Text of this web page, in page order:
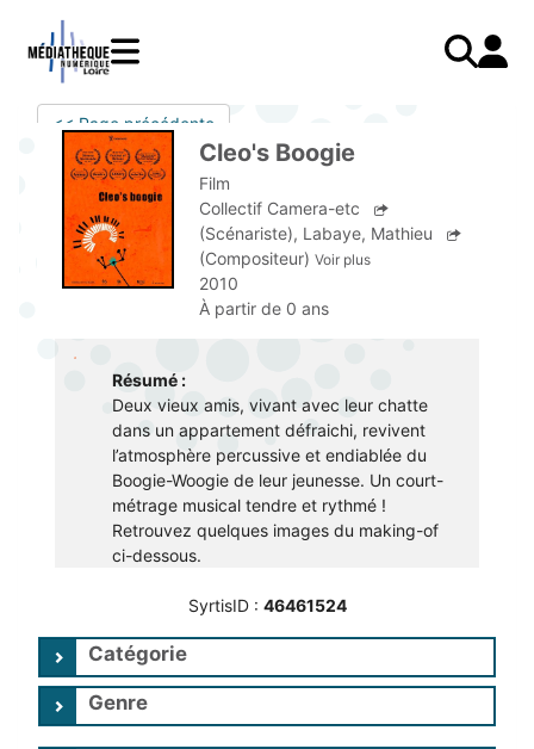
Catalogue
Menu
mobile
LIVRES
E-books
Mangas
Livres audio
PRESSE
Musique
Podcasts Radio France
Livres audio
VIDÉO
COURS EN LIGNE
JEUNESSE
Mon
compte
responsive
mobile
Mode d'emploi
Mon compte
J'AI DEJA UN COMPTE
Je me connecte
Je me connecte pour la première fois
JE N'AI PAS DE COMPTE
Je me préinscris
J'AI BESOIN D'AIDE
Aide à la connexion
J'ai oublié mon mot de passe
<< Page précédente
Cleo's Boogie
Film
Collectif Camera-etc
(Scénariste), Labaye, Mathieu
(Compositeur) Voir plus
2010
À partir de 0 ans
Résumé :
Deux vieux amis, vivant avec leur chatte
dans un appartement défraichi, revivent
l’atmosphère percussive et endiablée du
Boogie-Woogie de leur jeunesse. Un court-
métrage musical tendre et rythmé !
Retrouvez quelques images du making-of
ci-dessous.
SyrtisID : 46461524
Catégorie
Genre